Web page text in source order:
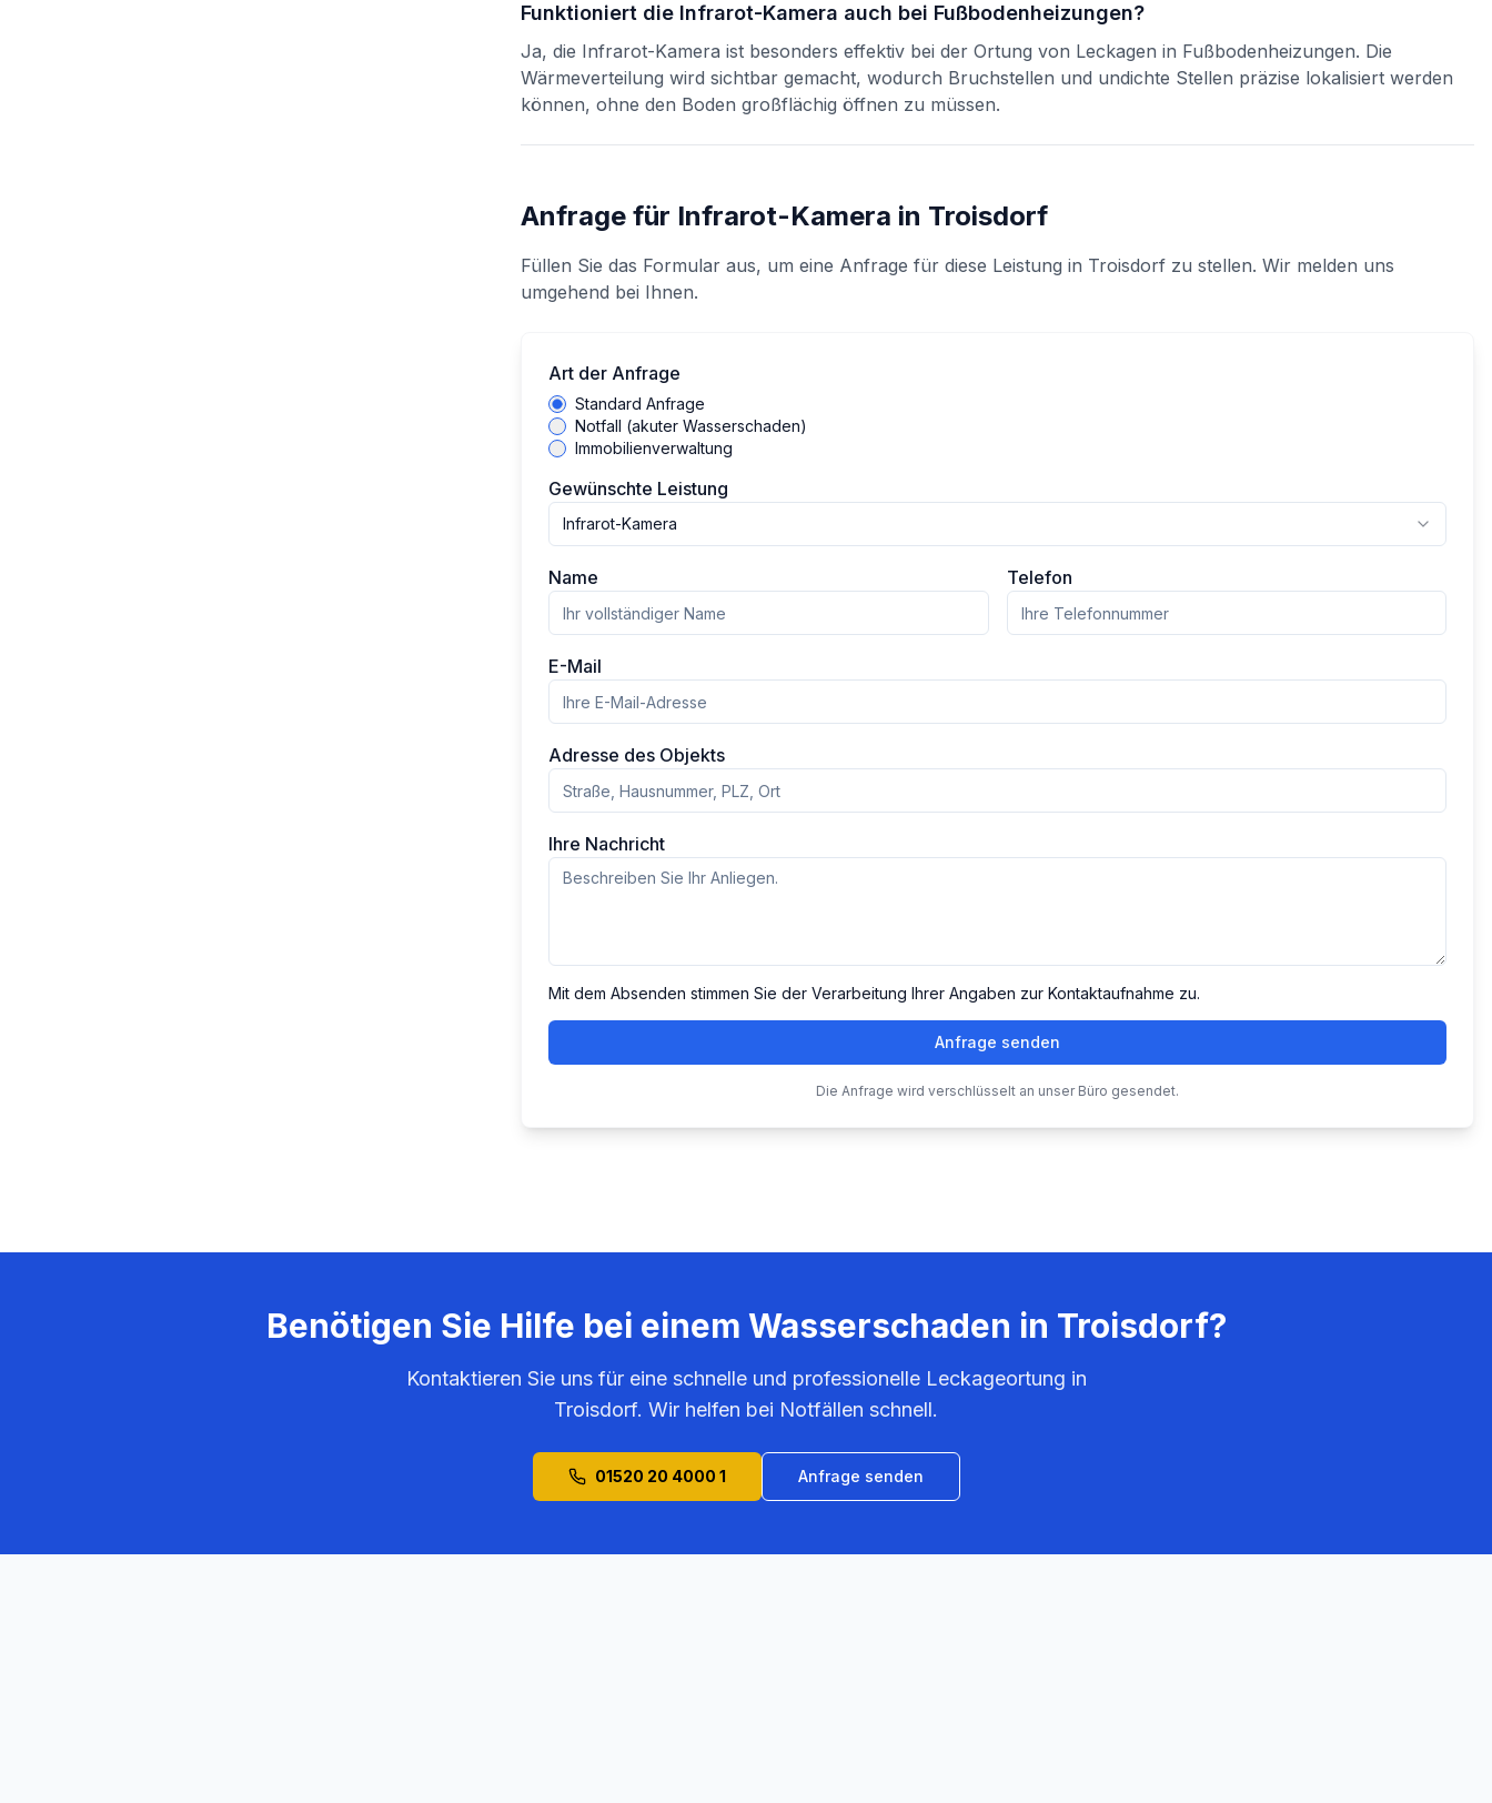
Funktioniert die Infrarot-Kamera auch bei Fußbodenheizungen?
Ja, die Infrarot-Kamera ist besonders effektiv bei der Ortung von Leckagen in Fußbodenheizungen. Die
Wärmeverteilung wird sichtbar gemacht, wodurch Bruchstellen und undichte Stellen präzise lokalisiert werden
können, ohne den Boden großflächig öffnen zu müssen.
Anfrage für Infrarot-Kamera in Troisdorf
Füllen Sie das Formular aus, um eine Anfrage für diese Leistung in Troisdorf zu stellen. Wir melden uns
umgehend bei Ihnen.
Art der Anfrage
Standard Anfrage
Notfall (akuter Wasserschaden)
Immobilienverwaltung
Gewünschte Leistung
Infrarot-Kamera
Name Telefon
E-Mail
Adresse des Objekts
Ihre Nachricht
Mit dem Absenden stimmen Sie der Verarbeitung Ihrer Angaben zur Kontaktaufnahme zu.
Anfrage senden
Die Anfrage wird verschlüsselt an unser Büro gesendet.
Benötigen Sie Hilfe bei einem Wasserschaden in Troisdorf?
Kontaktieren Sie uns für eine schnelle und professionelle Leckageortung in
Troisdorf. Wir helfen bei Notfällen schnell.
01520 20 4000 1 Anfrage senden